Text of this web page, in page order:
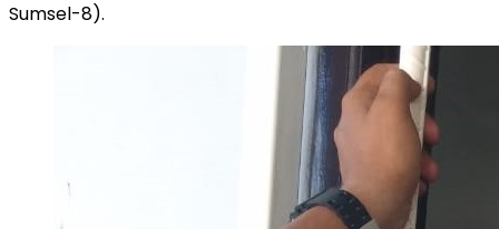
Sumsel-8).